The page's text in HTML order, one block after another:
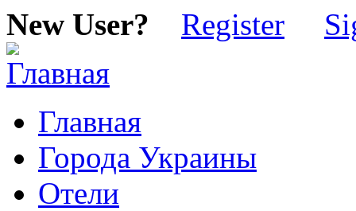
New User? Register
Главная
Города Украины
Отели